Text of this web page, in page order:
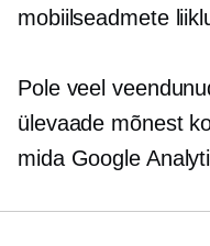
mobiilseadmete
Pole veel
ülevaade mõnest
mida Google